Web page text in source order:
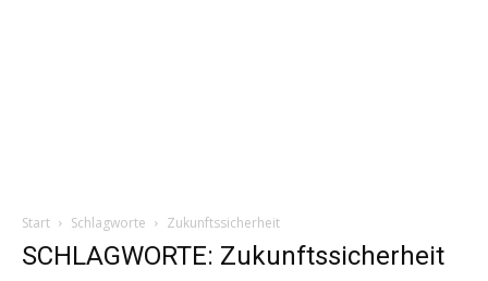
Start Schlagworte Zukunftssicherheit
SCHLAGWORTE: Zukunftssicherheit